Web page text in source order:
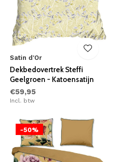
Satin d'Or
Dekbedovertrek Steffi
Geelgroen - Katoensatijn
€59,95
Incl. btw
-50%